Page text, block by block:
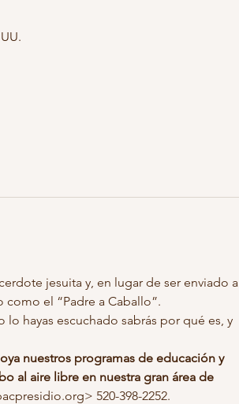
jesuita y, en lugar de ser enviado a
como el “Padre a Caballo”.
nuestros programas de educación y
al aire libre en nuestra gran área de
520-398-2252.